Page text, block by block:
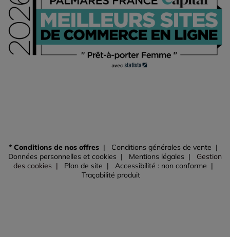
* Conditions de nos offres
Conditions générales de vente
Données personnelles et cookies
Mentions légales
Gestion
des cookies
Plan de site
Accessibilité : non conforme
Traçabilité produit